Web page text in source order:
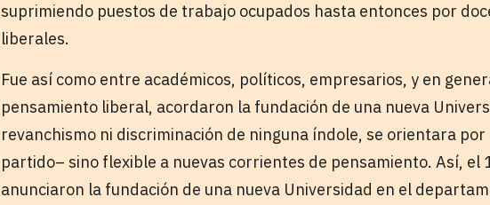
suprimiendo puestos de trabajo ocupados hasta entonces por
liberales.
Fue así como entre académicos, políticos, empresarios, y en
pensamiento liberal, acordaron la fundación de una nueva
revanchismo ni discriminación de ninguna índole, se orientara
partido– sino flexible a nuevas corrientes de pensamiento. Así, el
anunciaron la fundación de una nueva Universidad en el